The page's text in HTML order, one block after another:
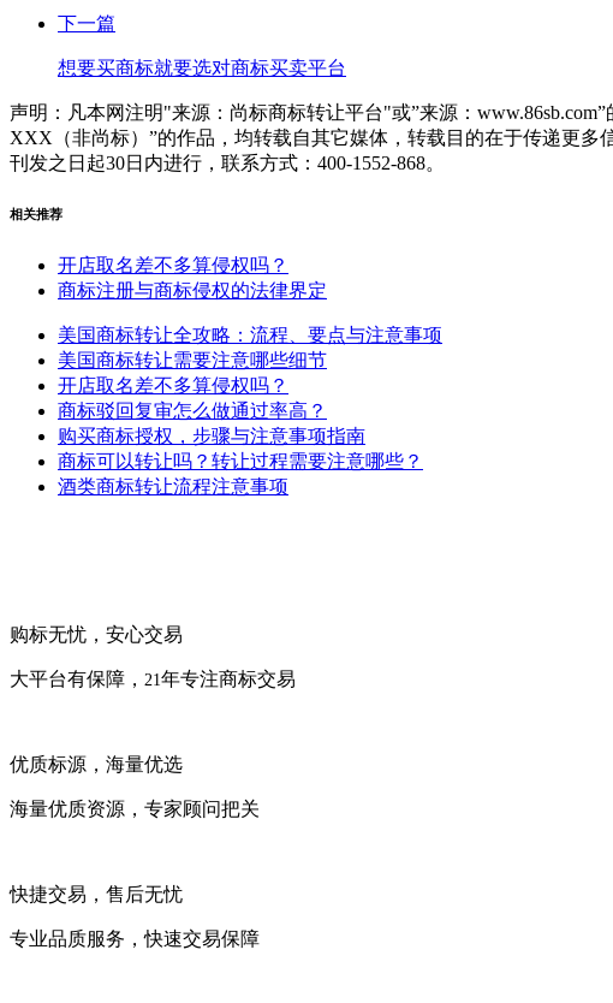
下一篇
想要买商标就要选对商标买卖平台
声明：凡本网注明"来源：尚标商标转让平台"或”来源：
XXX（非尚标）”的作品，均转载自其它媒体，转载目的在于传递更
刊发之日起30日内进行，联系方式：400-1552-868。
相关推荐
开店取名差不多算侵权吗？
商标注册与商标侵权的法律界定
美国商标转让全攻略：流程、要点与注意事项
美国商标转让需要注意哪些细节
开店取名差不多算侵权吗？
商标驳回复审怎么做通过率高？
购买商标授权，步骤与注意事项指南
商标可以转让吗？转让过程需要注意哪些？
酒类商标转让流程注意事项
购标无忧，安心交易
大平台有保障， 21 年专注商标交易
优质标源，海量优选
海量优质资源，专家顾问把关
快捷交易，售后无忧
专业品质服务，快速交易保障